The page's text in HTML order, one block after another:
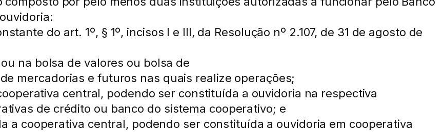
do art. 1º, § 1º, incisos I e III, da Resolução nº 2.107, de 31 de agosto de
na bolsa de valores ou bolsa de
mercadorias e futuros nas quais realize operações;
central, podendo ser constituída a ouvidoria na respectiva
de crédito ou banco do sistema cooperativo; e
a cooperativa central, podendo ser constituída a ouvidoria em cooperativa